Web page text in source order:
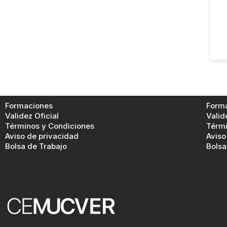
Formaciones
Validez Oficial
Términos y Condiciones
Aviso de privacidad
Bolsa de Trabajo